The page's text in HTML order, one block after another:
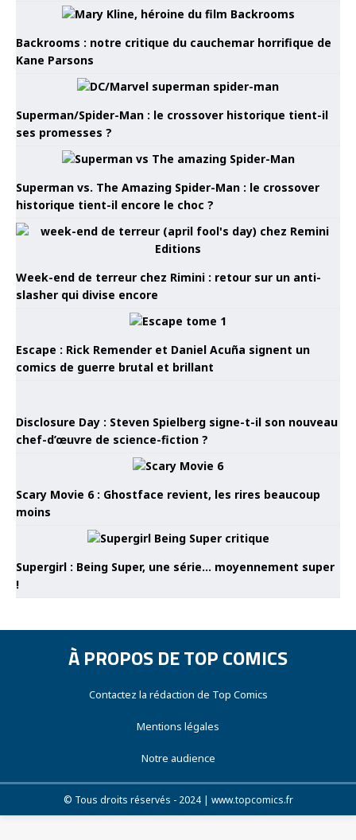
Backrooms : notre critique du cauchemar horrifique de
Kane Parsons
Superman/Spider-Man : le crossover historique tient-il
ses promesses ?
Superman vs. The Amazing Spider-Man : le crossover
historique tient-il encore le choc ?
Week-end de terreur chez Rimini : retour sur un anti-
slasher qui divise encore
Escape : Rick Remender et Daniel Acuña signent un
comics de guerre brutal et brillant
Disclosure Day : Steven Spielberg signe-t-il son nouveau
chef-d’œuvre de science-fiction ?
Scary Movie 6 : Ghostface revient, les rires beaucoup
moins
Supergirl : Being Super, une série… moyennement super
!
À PROPOS DE TOP COMICS
Contactez la rédaction de Top Comics
Mentions légales
Notre audience
© Tous droits réservés - 2024 | www.topcomics.fr